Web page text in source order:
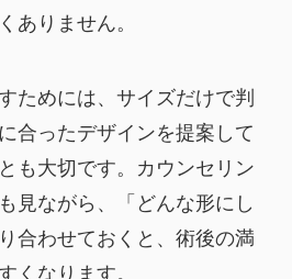
ありません。
ためには、サイズだけで判
合ったデザインを提案して
も大切です。カウンセリン
見ながら、「どんな形にし
合わせておくと、術後の満
くなります。